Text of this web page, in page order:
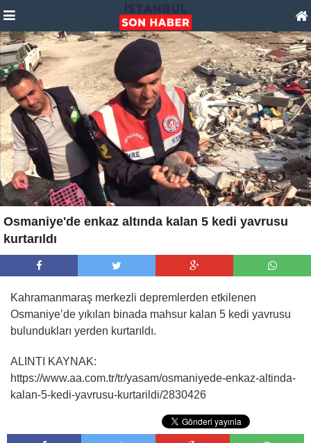
Osmaniye'de enkaz altında kalan 5 kedi yavrusu
kurtarıldı
Kahramanmaraş merkezli depremlerden etkilenen
Osmaniye’de yıkılan binada mahsur kalan 5 kedi yavrusu
bulundukları yerden kurtarıldı.
ALINTI KAYNAK:
https://www.aa.com.tr/tr/yasam/osmaniyede-enkaz-altinda-
kalan-5-kedi-yavrusu-kurtarildi/2830426